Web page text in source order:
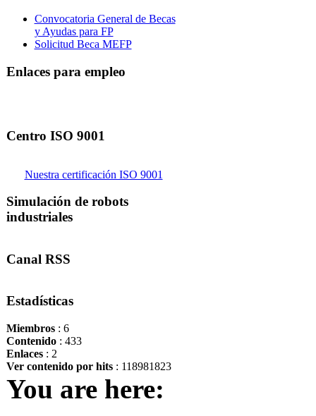
Convocatoria General de Becas
y Ayudas para FP
Solicitud Beca MEFP
Enlaces para empleo
Centro ISO 9001
Nuestra certificación ISO 9001
Simulación de robots
industriales
Canal RSS
Estadísticas
Miembros: 6
Contenido: 433
Enlaces: 2
Ver contenido por hits: 118981823
You are here: